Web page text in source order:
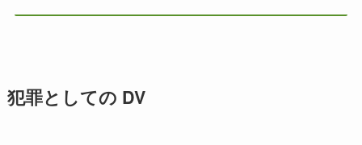
犯罪としての DV